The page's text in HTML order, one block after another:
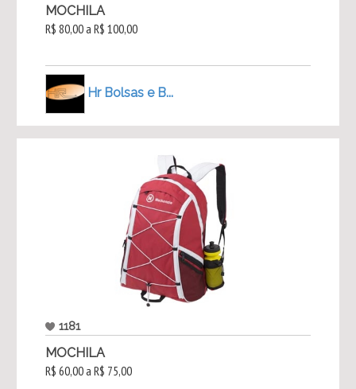
MOCHILA
R$ 80,00 a R$ 100,00
Hr Bolsas e B...
1181
MOCHILA
R$ 60,00 a R$ 75,00